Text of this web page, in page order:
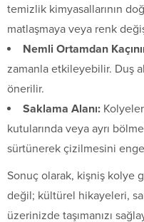
temizlik kimyasallarının
matlaşmaya veya renk
Nemli Ortamdan
zamanla etkileyebilir. Duş
önerilir.
Saklama Alanı:
kutularında veya ayrı
sürtünerek çizilmesini
Sonuç olarak, kişniş kolye
değil; kültürel hikayeleri,
üzerinizde taşımanızı